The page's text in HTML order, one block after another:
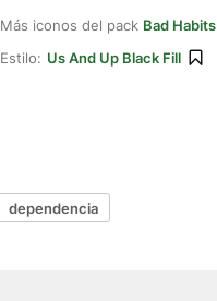
Más iconos del pack Bad Habits
Estilo: Us And Up Black Fill
dependencia